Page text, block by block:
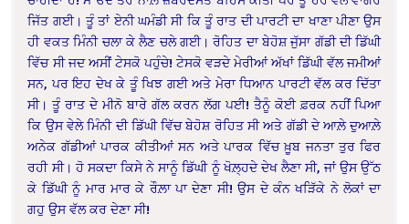
ਜਿੱਤ ਗਈ। ਤੂੰ ਤਾਂ ਏਨੀ ਘਮੰਡੀ ਸੀ ਕਿ ਤੂੰ ਰਾਤ ਦੀ ਪਾਰਟੀ ਦਾ ਖਾਣਾ ਪੀਣਾ ਉਸ
ਹੀ ਵਕਤ ਮਿੰਨੀ ਚਲਾ ਕੇ ਲੈਣ ਚਲੇ ਗਈ। ਰੋਹਿਤ ਦਾ ਬੇਹੋਸ਼ ਜੁੱਸਾ ਗੱਡੀ ਦੀ ਡਿੱਘੀ
ਵਿੱਚ ਸੀ ਜਦ ਅਸੀਂ ਟੇਸਕੋ ਪਹੁੰਚੇ! ਟੇਸਕੋ ਵੜਦੇ ਮੇਰੀਆਂ ਅੱਖਾਂ ਡਿੱਘੀ ਵੱਲ ਜਮੀਆਂ
ਸਨ, ਪਰ ਇਹ ਦੇਖ ਕੇ ਤੂੰ ਖਿਝ ਗਈ ਅਤੇ ਮੇਰਾ ਧਿਆਨ ਪਾਰਟੀ ਵੱਲ ਕਰ ਦਿੱਤਾ
ਸੀ। ਤੂੰ ਰਾਤ ਦੇ ਮੀਨੋ ਬਾਰੇ ਗੱਲ ਕਰਨ ਲੱਗ ਪਈ! ਤੈਨੂੰ ਕੋਈ ਫ਼ਰਕ ਨਹੀਂ ਪਿਆ
ਕਿ ਉਸ ਵੇਲੇ ਮਿੰਨੀ ਦੀ ਡਿੱਘੀ ਵਿੱਚ ਬੇਹੋਸ਼ ਰੋਹਿਤ ਸੀ ਅਤੇ ਗੱਡੀ ਦੇ ਆਲ਼ੇ ਦੁਆਲ਼ੇ
ਅਨੇਕ ਗੱਡੀਆਂ ਪਾਰਕ ਕੀਤੀਆਂ ਸਨ ਅਤੇ ਪਾਰਕ ਵਿੱਚ ਖ਼ੂਬ ਜਨਤਾ ਤੁਰ ਫਿਰ
ਰਹੀ ਸੀ। ਹੋ ਸਕਦਾ ਕਿਸੇ ਨੇ ਸਾਨੂੰ ਡਿੱਘੀ ਨੂੰ ਖੋਲ਼੍ਹਦੇ ਦੇਖ ਲੈਣਾ ਸੀ, ਜਾਂ ਉਸ ਉੱਠ
ਕੇ ਡਿੱਘੀ ਨੂੰ ਮਾਰ ਮਾਰ ਕੇ ਰੌਲ਼ਾ ਪਾ ਦੇਣਾ ਸੀ! ਉਸ ਦੇ ਕੰਨ ਖੜਿੱਕੇ ਨੇ ਲੋਕਾਂ ਦਾ
ਗਹੁ ਉਸ ਵੱਲ ਕਰ ਦੇਣਾ ਸੀ!